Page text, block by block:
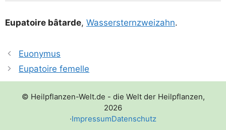
Eupa­toire bâtar­de, Was­ser­stern­zwei­zahn.
Euonymus
Eupatoire femelle
© Heilpflanzen-Welt.de - die Welt der Heilpflanzen,
2026
·ImpressumDatenschutz